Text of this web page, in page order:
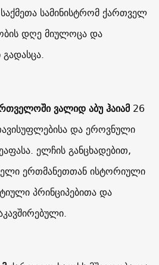
სამინისტრომ ქართველ
დღე მიულოცა და
ვალიდ აბუ ჰაიამ26
და ეროვნული
ელჩის განცხადებით,
ერთმანეთთან ისტორიული
პრინციპებითა და